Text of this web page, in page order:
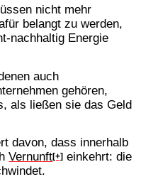
nicht mehr
belangt zu werden,
nachhaltig Energie
auch
gehören,
als ließen sie das Geld
davon, dass innerhalb
Vernunft[+] einkehrt: die